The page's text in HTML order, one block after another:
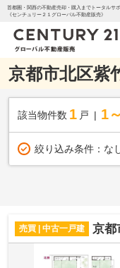
首都圏・関西の不動産売却・購入までトータルサポ
《センチュリー２１グローバル不動産販売》
京都市北区紫
該当物件数 1 戸 1
絞り込み条件： な
売買 | 中古一戸建 京都